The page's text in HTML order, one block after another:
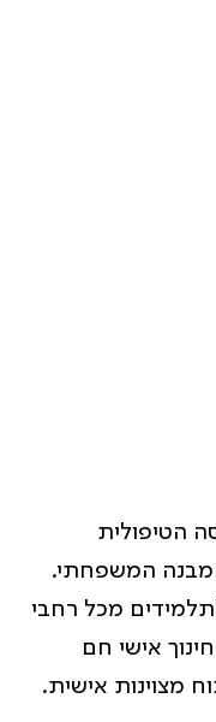
הטיפולית
המשפחתי.
מכל רחבי
אישי חם
מצוינות אישית.